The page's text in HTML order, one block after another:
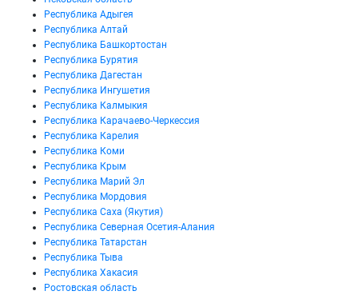
Республика Адыгея
Республика Алтай
Республика Башкортостан
Республика Бурятия
Республика Дагестан
Республика Ингушетия
Республика Калмыкия
Республика Карачаево-Черкессия
Республика Карелия
Республика Коми
Республика Крым
Республика Марий Эл
Республика Мордовия
Республика Саха (Якутия)
Республика Северная Осетия-Алания
Республика Татарстан
Республика Тыва
Республика Хакасия
Ростовская область